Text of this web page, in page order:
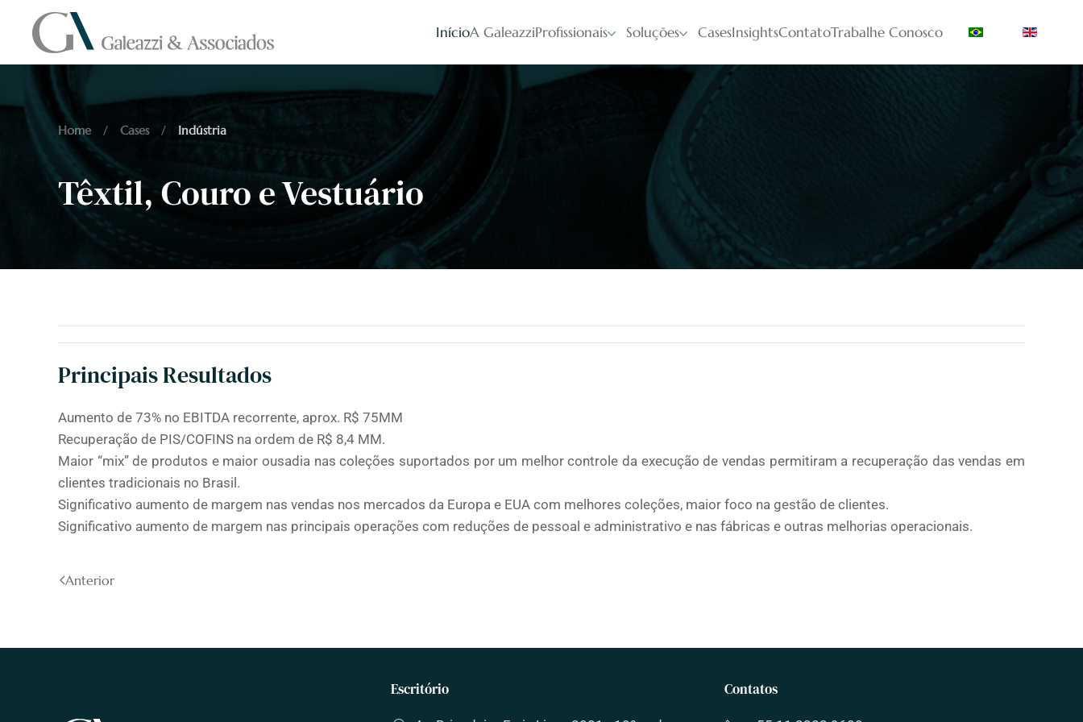
Skip to main content InícioA GaleazziProfissionais Soluções CasesInsightsContatoTrabalhe Conosco
Home Cases Indústria
Têxtil, Couro e Vestuário
Principais Resultados
Aumento de 73% no EBITDA recorrente, aprox. R$ 75MM
Recuperação de PIS/COFINS na ordem de R$ 8,4 MM.
Maior “mix” de produtos e maior ousadia nas coleções suportados por um melhor controle da execução de vendas permitiram a recuperação das vendas em
clientes tradicionais no Brasil.
Significativo aumento de margem nas vendas nos mercados da Europa e EUA com melhores coleções, maior foco na gestão de clientes.
Significativo aumento de margem nas principais operações com reduções de pessoal e administrativo e nas fábricas e outras melhorias operacionais.
Anterior
Escritório Contatos